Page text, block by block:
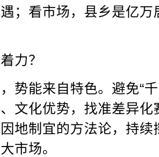
；看市场，县乡是亿万
力？
势能来自特色。避免“
文化优势，找准差异
地制宜的方法论，持续
市场。